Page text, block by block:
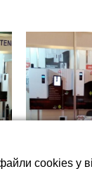
cookies у